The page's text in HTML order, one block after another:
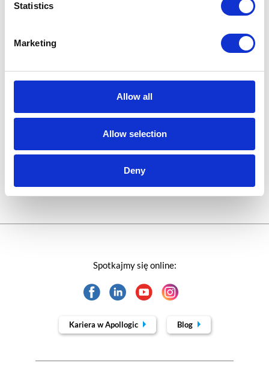
Statistics
Marketing
Allow all
Allow selection
Deny
Porady karierowe
Rozwiązania Microsoft
Technologie jutra
Spotkajmy się online:
Kariera w Apollogic Blog